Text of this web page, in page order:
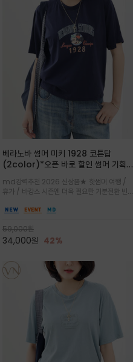
베라노바 썸머 미키 1928 코튼탑
(2color)*오픈 바로 할인 썸머 기획
★ 한정수량 제작 ★ 오가닉 코튼으로
빈티지 프린트로 여름 하의와 모두 잘어
울리는 그래픽
md강력추천 2026 신상품★ 핫썸머 여행 /
휴가 / 바캉스 시즌엔 더욱 필요한 기분전환 빈티
키 컬러 위에 빈티지한 크랙 효과의 레트로 감성
완성
59,000원
34,000원 42%